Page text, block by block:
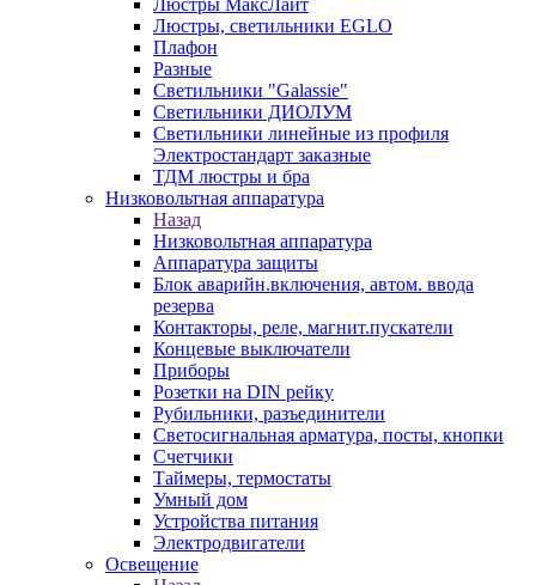
Люстры МаксЛайт
Люстры, светильники EGLO
Плафон
Разные
Светильники "Galassie"
Светильники ДИОЛУМ
Светильники линейные из профиля
Электростандарт заказные
ТДМ люстры и бра
Низковольтная аппаратура
Назад
Низковольтная аппаратура
Аппаратура защиты
Блок аварийн.включения, автом. ввода
резерва
Контакторы, реле, магнит.пускатели
Концевые выключатели
Приборы
Розетки на DIN рейку
Рубильники, разъединители
Светосигнальная арматура, посты, кнопки
Счетчики
Таймеры, термостаты
Умный дом
Устройства питания
Электродвигатели
Освещение